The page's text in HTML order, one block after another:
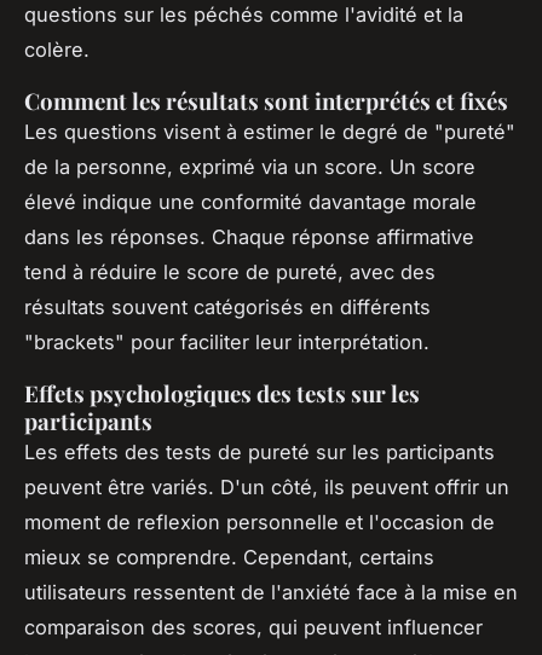
questions sur les péchés comme l'avidité et la
colère.
Comment les résultats sont interprétés et fixés
Les questions visent à estimer le degré de "pureté"
de la personne, exprimé via un score. Un score
élevé indique une conformité davantage morale
dans les réponses. Chaque réponse affirmative
tend à réduire le score de pureté, avec des
résultats souvent catégorisés en différents
"brackets" pour faciliter leur interprétation.
Effets psychologiques des tests sur les
participants
Les effets des tests de pureté sur les participants
peuvent être variés. D'un côté, ils peuvent offrir un
moment de reflexion personnelle et l'occasion de
mieux se comprendre. Cependant, certains
utilisateurs ressentent de l'anxiété face à la mise en
comparaison des scores, qui peuvent influencer